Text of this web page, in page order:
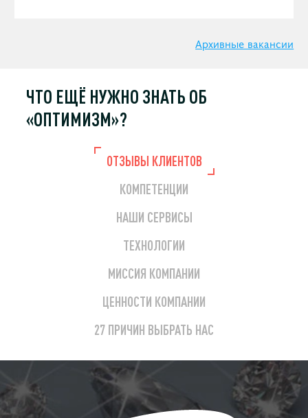
Архивные вакансии
ЧТО ЕЩЁ НУЖНОЗНАТЬ ОБ
«ОПТИМИЗМ»?
ОТЗЫВЫ КЛИЕНТОВ
КОМПЕТЕНЦИИ
НАШИ СЕРВИСЫ
ТЕХНОЛОГИИ
МИССИЯ КОМПАНИИ
ЦЕННОСТИ КОМПАНИИ
27 ПРИЧИН ВЫБРАТЬ НАС